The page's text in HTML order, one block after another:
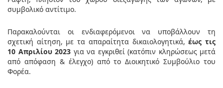
συμβολικό αντίτιμο.
Παρακαλούνται οι ενδιαφερόμενοι να υποβάλλουν τη
σχετική αίτηση, με τα απαραίτητα δικαιολογητικά,έως τις
10 Απριλίου 2023 για να εγκριθεί (κατόπιν κληρώσεως μετά
από απόφαση & έλεγχο) από το Διοικητικό Συμβούλιο του
Φορέα.